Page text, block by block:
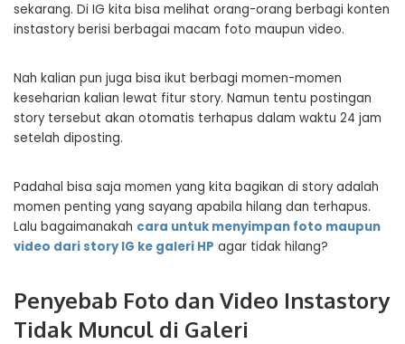
sekarang. Di IG kita bisa melihat orang-orang berbagi konten
instastory berisi berbagai macam foto maupun video.
Nah kalian pun juga bisa ikut berbagi momen-momen
keseharian kalian lewat fitur story. Namun tentu postingan
story tersebut akan otomatis terhapus dalam waktu 24 jam
setelah diposting.
Padahal bisa saja momen yang kita bagikan di story adalah
momen penting yang sayang apabila hilang dan terhapus.
Lalu bagaimanakah cara untuk menyimpan foto maupun
video dari story IG ke galeri HP agar tidak hilang?
Penyebab Foto dan Video Instastory
Tidak Muncul di Galeri